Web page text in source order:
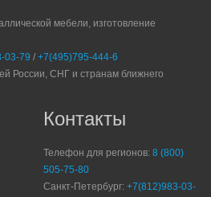
мебели, изготовление
03-79 / +7(495)795-444-6
России, СНГ и странам ближнего
Контакты
Телефон для регионов: 8 (800)
505-75-80
Санкт-Петербург: +7(812)983-03-